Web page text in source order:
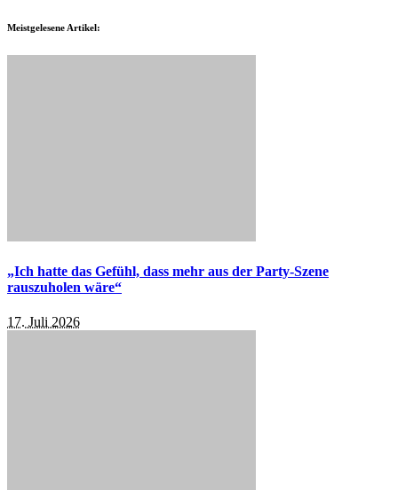
Meistgelesene Artikel:
„Ich hatte das Gefühl, dass mehr aus der Party-Szene
rauszuholen wäre“
17. Juli 2026